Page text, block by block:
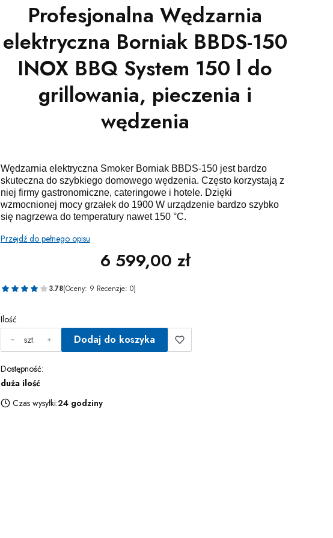
Profesjonalna Wędzarnia
elektryczna Borniak BBDS-150
INOX BBQ System 150 l do
grillowania, pieczenia i
wędzenia
Wędzarnia elektryczna Smoker Borniak BBDS-150 jest bardzo
skuteczna do szybkiego domowego wędzenia. Często korzystają z
niej firmy gastronomiczne, cateringowe i hotele. Dzięki
wzmocnionej mocy grzałek do 1900 W urządzenie bardzo szybko
się nagrzewa do temperatury nawet 150 °C.
Przejdź do pełnego opisu
Cena
6 599,00 zł
3.78(Oceny: 9 Recenzje: 0)
Ilość
szt.
Dodaj do koszyka
Dostępność:
duża ilość
Czas wysyłki:24 godziny